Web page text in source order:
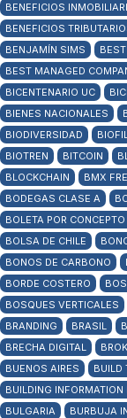
BENEFICIOS
BENEFICIOS
BENJAMÍN SIMS
BEST MANAGED
BICENTENARIO UC
BIENES NACIONALES
BIODIVERSIDAD
BIOTREN
BITCOIN
BLOCKCHAIN
BMX
BODEGAS CLASE A
BOLETA POR
BOLSA DE CHILE
BONOS DE CARBONO
BORDE COSTERO
BOSQUES VERTICALES
BRANDING
BRASIL
BRECHA DIGITAL
BUENOS AIRES
BUILD
BUILDING INFORMATION
BULGARIA
BURBUJA